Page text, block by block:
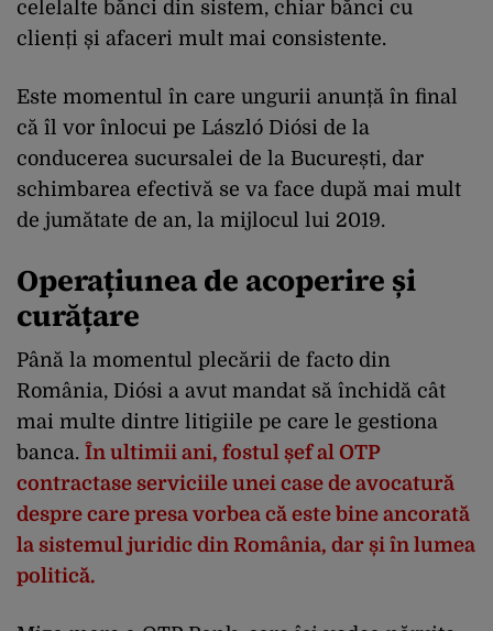
celelalte bănci din sistem, chiar bănci cu
clienți și afaceri mult mai consistente.
Este momentul în care ungurii anunță în final
că îl vor înlocui pe László Diósi de la
conducerea sucursalei de la București, dar
schimbarea efectivă se va face după mai mult
de jumătate de an, la mijlocul lui 2019.
Operațiunea de acoperire și
curățare
Până la momentul plecării de facto din
România, Diósi a avut mandat să închidă cât
mai multe dintre litigiile pe care le gestiona
banca. În ultimii ani, fostul șef al OTP
contractase serviciile unei case de avocatură
despre care presa vorbea că este bine ancorată
la sistemul juridic din România, dar și în lumea
politică.